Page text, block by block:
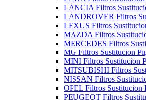
LANCIA Filtros
LANDROVER Filtros
LEXUS Filtros
MAZDA Filtros
MERCEDES Filtros
MG Filtros Sustitucion
MINI Filtros Sustitucion
MITSUBISHI Filtros
NISSAN Filtros
OPEL Filtros Sustitucion
PEUGEOT Filtros